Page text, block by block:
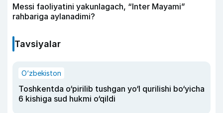
Messi faoliyatini yakunlagach, “Inter Mayami”
rahbariga aylanadimi?
Tavsiyalar
O‘zbekiston
Toshkentda o‘pirilib tushgan yo‘l qurilishi bo‘yicha
6 kishiga sud hukmi o‘qildi